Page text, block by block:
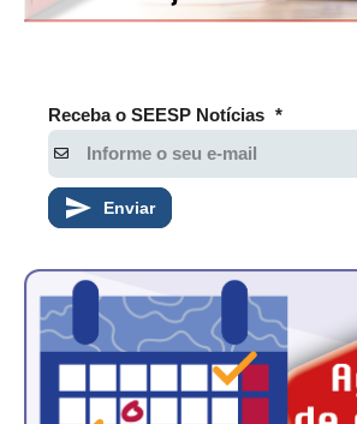
Receba o SEESP Notícias *
Enviar